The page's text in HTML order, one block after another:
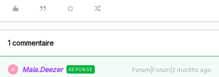
1 commentaire
M Maia.Deezer RÉPONSE Forum|Forum|2 months ago